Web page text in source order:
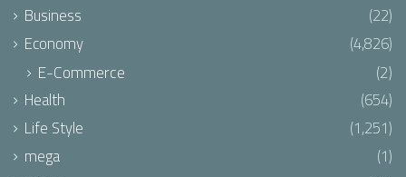
Business
(22)
Economy
(4,826)
E-Commerce (2)
Health
(654)
Life Style
(1,251)
mega
(1)